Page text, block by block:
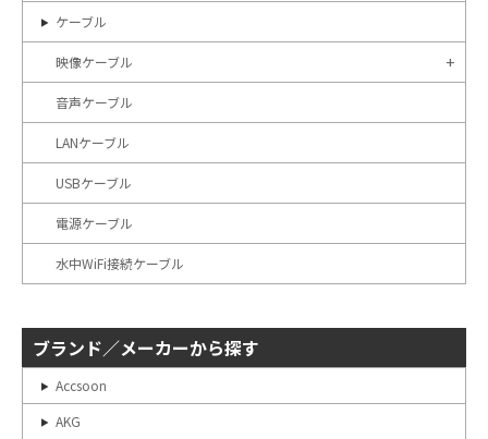
ケーブル
映像ケーブル
音声ケーブル
LANケーブル
USBケーブル
電源ケーブル
水中WiFi接続ケーブル
ブランド／メーカーから探す
Accsoon
AKG